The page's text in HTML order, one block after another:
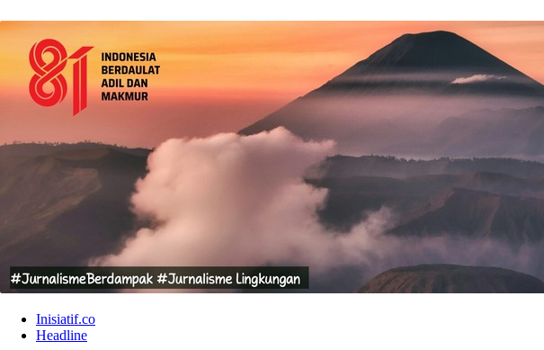
Inisiatif.co
Headline